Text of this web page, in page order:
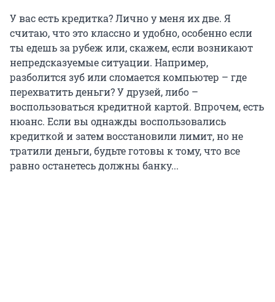
У вас есть кредитка? Лично у меня их две. Я
считаю, что это классно и удобно, особенно если
ты едешь за рубеж или, скажем, если возникают
непредсказуемые ситуации. Например,
разболится зуб или сломается компьютер – где
перехватить деньги? У друзей, либо –
воспользоваться кредитной картой. Впрочем, есть
нюанс. Если вы однажды воспользовались
кредиткой и затем восстановили лимит, но не
тратили деньги, будьте готовы к тому, что все
равно останетесь должны банку...